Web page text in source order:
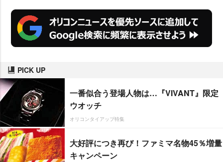
PICK UP
一番似合う登場人物は…『VIVANT』限定
ウオッチ
オリコンタイアップ特集
大好評につき再び！ファミマ名物45％増量
キャンペーン